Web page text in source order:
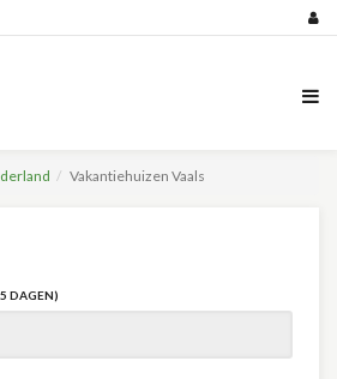
Vakantiehuizen Vaals
DAGEN)